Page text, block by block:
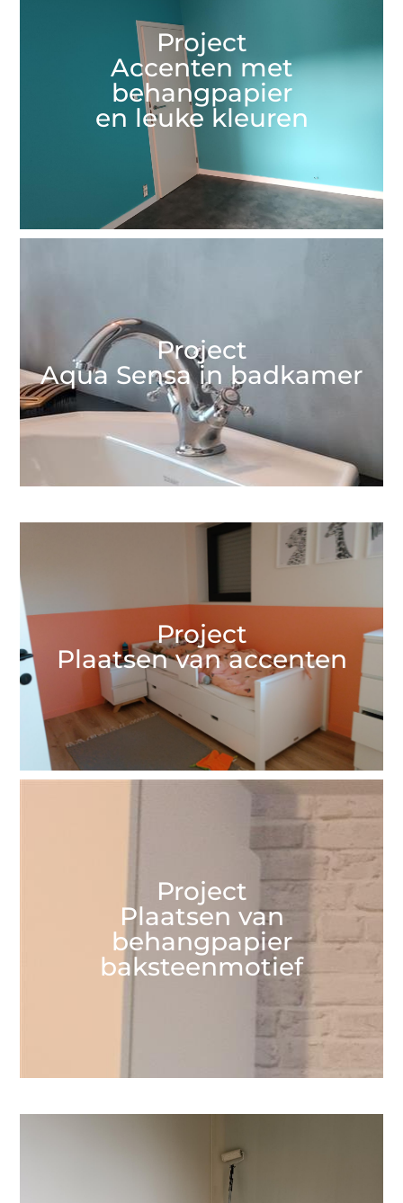
Project
Accenten met
behangpapier
en leuke kleuren
Project
Aqua Sensa in badkamer
Project
Plaatsen van accenten
Project
Plaatsen van
behangpapier
baksteenmotief